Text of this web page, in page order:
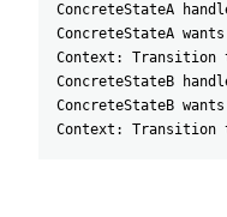
ConcreteStateA
ConcreteStateA
Context: Transition
ConcreteStateB
ConcreteStateB
Context: Transition